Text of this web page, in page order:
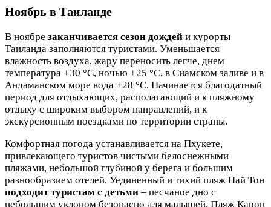
Ноябрь в Таиланде
В ноябре заканчивается сезон дождей и курорты
Таиланда заполняются туристами. Уменьшается
влажность воздуха, жару переносить легче, днем
температура +30 °C, ночью +25 °C, в Сиамском заливе и в
Андаманском море вода +28 °C. Начинается благодатный
период для отдыхающих, располагающий и к пляжному
отдыху с широким выбором направлений, и к
экскурсионным поездками по территории страны.
Комфортная погода устанавливается на Пхукете,
привлекающего туристов чистыми белоснежными
пляжами, небольшой глубиной у берега и большим
разнообразием отелей. Уединенный и тихий пляж Най Тон
подходит туристам с детьми – песчаное дно с
небольшим уклоном безопасно для малышей. Пляж Карон